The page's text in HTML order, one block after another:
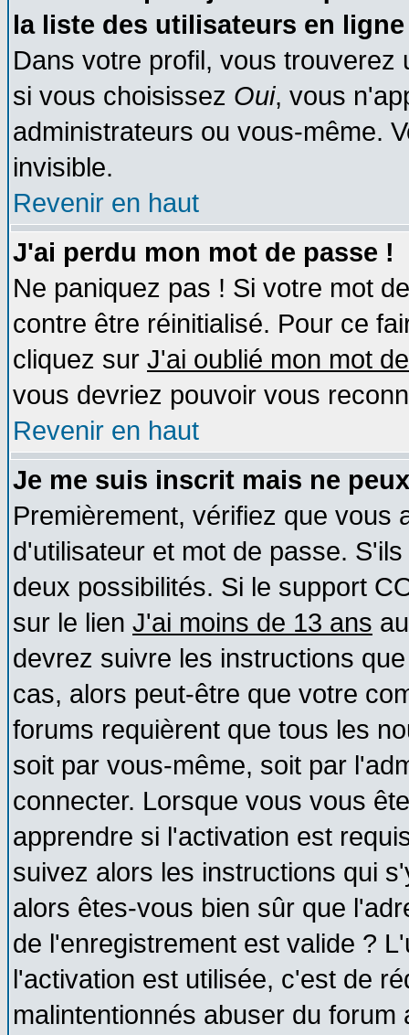
la liste des utilisateurs en
Dans votre profil, vous trouverez
si vous choisissez Oui, vous
administrateurs ou vous-même.
invisible.
Revenir en haut
J'ai perdu mon mot de passe !
Ne paniquez pas ! Si votre mot
contre être réinitialisé. Pour ce
cliquez sur J'ai oublié mon mot
vous devriez pouvoir vous
Revenir en haut
Je me suis inscrit mais ne
Premièrement, vérifiez que vous
d'utilisateur et mot de passe.
deux possibilités. Si le support
sur le lien J'ai moins de 13 ans
devrez suivre les instructions
cas, alors peut-être que votre
forums requièrent que tous les
soit par vous-même, soit par
connecter. Lorsque vous vous
apprendre si l'activation est
suivez alors les instructions qui
alors êtes-vous bien sûr que
de l'enregistrement est valide ?
l'activation est utilisée, c'est de
malintentionnés abuser du